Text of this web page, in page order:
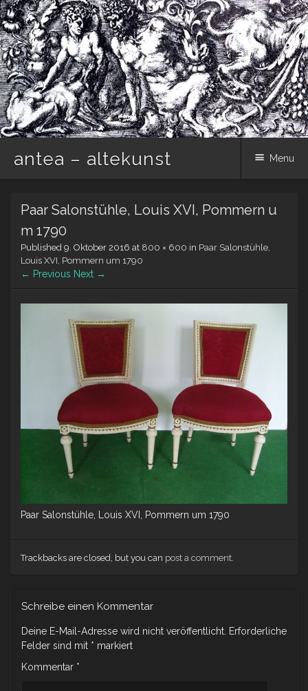
antea – altekunst Menu
content
Paar Salonstühle, Louis XVI, Pommern u
m 1790
Published 9. Oktober 2016 at 800 × 600 in Paar Salonstühle,
Louis XVI, Pommern um 1790
← Previous Next →
Paar Salonstühle, Louis XVI, Pommern um 1790
Trackbacks are closed, but you can post a comment.
Schreibe einen Kommentar
Deine E-Mail-Adresse wird nicht veröffentlicht. Erforderliche
Felder sind mit * markiert
Kommentar *